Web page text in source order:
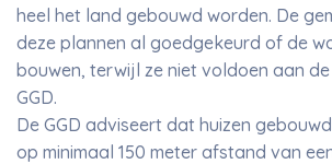
heel het land gebouwd worden. De
deze plannen al goedgekeurd of de
bouwen, terwijl ze niet voldoen aan
GGD.
De GGD adviseert dat huizen
op minimaal 150 meter afstand van